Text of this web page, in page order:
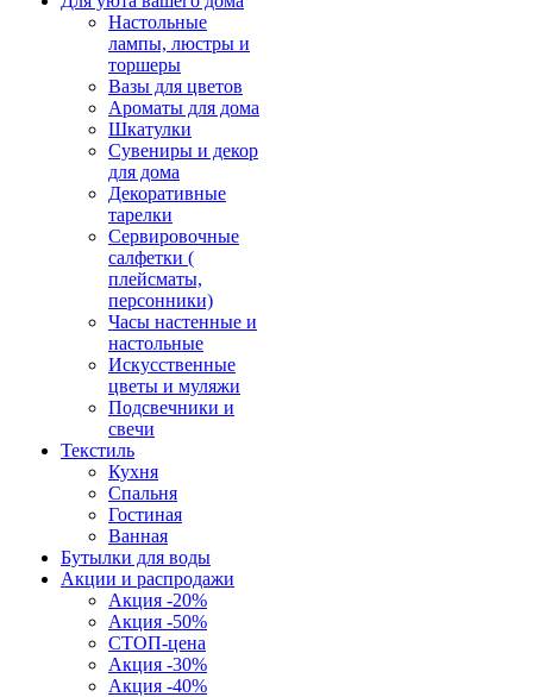
Настольные
лампы, люстры и
торшеры
Вазы для цветов
Ароматы для дома
Шкатулки
Сувениры и декор
для дома
Декоративные
тарелки
Сервировочные
салфетки (
плейсматы,
персонники)
Часы настенные и
настольные
Искусственные
цветы и муляжи
Подсвечники и
свечи
Текстиль
Кухня
Спальня
Гостиная
Ванная
Бутылки для воды
Акции и распродажи
Акция -20%
Акция -50%
СТОП-цена
Акция -30%
Акция -40%